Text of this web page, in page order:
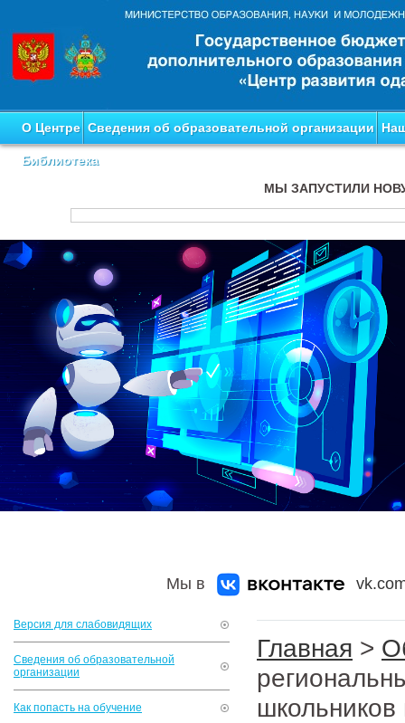
О Центре Сведения об образовательной организации
Библиотека
МЫ ЗАПУСТИЛИ
Мы в
Версия для слабовидящих
Сведения об образовательной
организации
Как попасть на обучение
Главная >